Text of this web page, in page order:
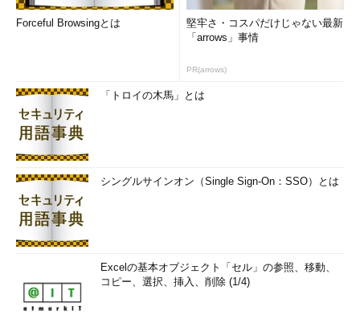
Forceful Browsingとは
堅牢さ・コスパだけじゃない最新
「arrows」事情
PR(arrows)
「トロイの木馬」とは
シングルサインオン（Single Sign-On：SSO）とは
Excelの基本オブジェクト「セル」の参照、移動、
コピー、選択、挿入、削除 (1/4)